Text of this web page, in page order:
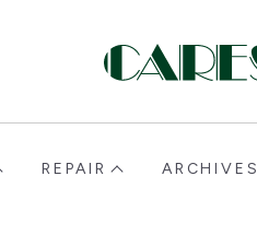
REPAIR ARCHIVES